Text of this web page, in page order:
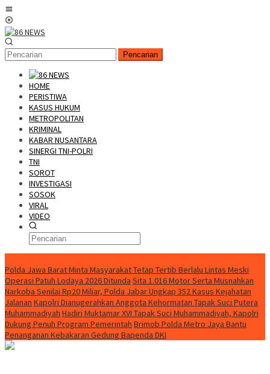
Loncat
ke
konten
Pencarian
HOME
PERISTIWA
KASUS HUKUM
METROPOLITAN
KRIMINAL
KABAR NUSANTARA
SINERGI TNI-POLRI
TNI
SOROT
INVESTIGASI
SOSOK
VIRAL
VIDEO
Polda Jawa Barat Minta Masyarakat Tetap Tertib Berlalu Lintas Meski
Operasi Patuh Lodaya 2026 Ditunda Sita 1.016 Motor Serta Musnahkan
Narkoba Senilai Rp20 Miliar, Polda Jabar Ungkap 352 Kasus Kejahatan
Jalanan Kapolri Dianugerahkan Anggota Kehormatan Tapak Suci Putera
Muhammadiyah Hadiri Muktamar XVI Tapak Suci Muhammadiyah, Kapolri
Dukung Penuh Program Pemerintah Brimob Polda Metro Jaya Bantu
Penanganan Kebakaran Gedung Bapenda DKI